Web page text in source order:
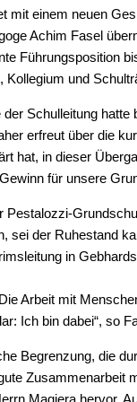
mit einem neuen
Achim Fasel
Führungsposition
und
Schulleitung hatte
erfreut über die
hat, in dieser
für unsere
sei der Ruhestand
in
Arbeit mit
Ich bin dabei“, so
Begrenzung, die
Zusammenarbeit
Magiera hervor.